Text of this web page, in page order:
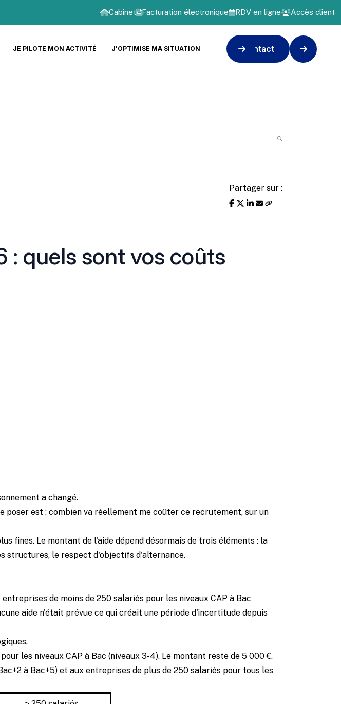
Cabinet Facturation électronique RDV en ligne Accès client
JE PILOTE MON ACTIVITÉ J'OPTIMISE MA SITUATION Contact
Partager sur :
quels sont vos coûts
a changé.
poser est : combien va réellement me coûter ce recrutement, sur un
fines. Le montant de l'aide dépend désormais de trois éléments : la
structures, le respect d'objectifs d'alternance.
de moins de 250 salariés pour les niveaux CAP à Bac
aide n'était prévue ce qui créait une période d'incertitude depuis
les niveaux CAP à Bac (niveaux 3-4). Le montant reste de 5 000 €.
à Bac+5) et aux entreprises de plus de 250 salariés pour tous les